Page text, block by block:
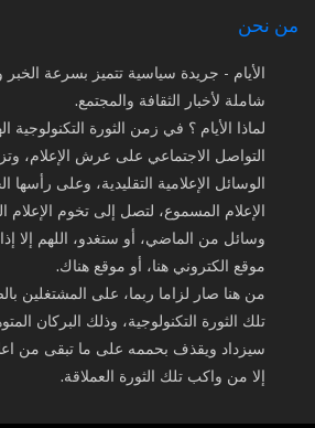
من نحن
الأيام - جريدة سياسية تتميز بسرعة الخبر
شاملة لأخبار الثقافة والمجتمع.
لماذا الأيام ؟ في زمن الثورة التكنولوجية
التواصل الاجتماعي على عرش الإعلام،
الوسائل الإعلامية التقليدية، وعلى رأسها
الإعلام المسموع، لتصل إلى تخوم الإعلام
وسائل من الماضي، أو ستغدو، اللهم إلا
موقع الكتروني هنا، أو موقع هناك.
من هنا صار لزاما ربما، على المشتغلين
تلك الثورة التكنولوجية، وذلك البركان
سيزداد ويقذف بحممه على ما تبقى من
إلا من واكب تلك الثورة العملاقة.